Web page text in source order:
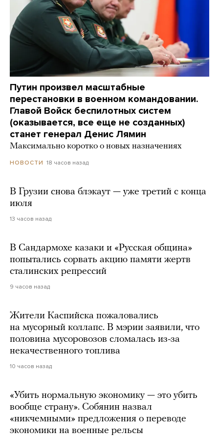
Путин произвел масштабные
перестановки в военном командовании.
Главой Войск беспилотных систем
(оказывается, все еще не созданных)
станет генерал Денис Лямин
Максимально коротко о новых назначениях
НОВОСТИ 18 часов назад
В Грузии снова блэкаут — уже третий с конца
июля
13 часов назад
В Сандармохе казаки и «Русская община»
попытались сорвать акцию памяти жертв
сталинских репрессий
9 часов назад
Жители Каспийска пожаловались
на мусорный коллапс. В мэрии заявили, что
половина мусоровозов сломалась из-за
некачественного топлива
10 часов назад
«Убить нормальную экономику — это убить
вообще страну». Собянин назвал
«никчемными» предложения о переводе
экономики на военные рельсы